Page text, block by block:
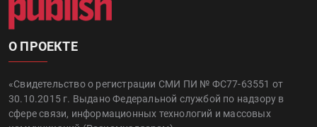
О ПРОЕКТЕ
«Свидетельство о регистрации СМИ ПИ № ФС77-63551 от
30.10.2015 г. Выдано Федеральной службой по надзору в
сфере связи, информационных технологий и массовых